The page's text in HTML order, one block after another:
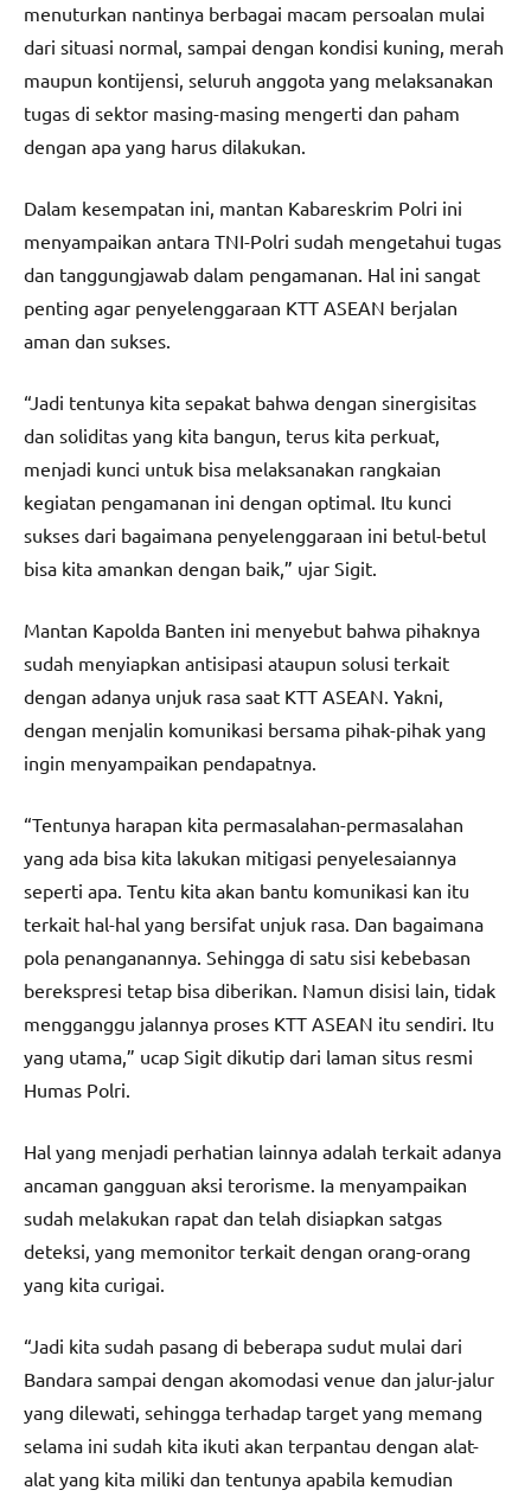
menuturkan nantinya berbagai macam persoalan mulai
dari situasi normal, sampai dengan kondisi kuning, merah
maupun kontijensi, seluruh anggota yang melaksanakan
tugas di sektor masing-masing mengerti dan paham
dengan apa yang harus dilakukan.
Dalam kesempatan ini, mantan Kabareskrim Polri ini
menyampaikan antara TNI-Polri sudah mengetahui tugas
dan tanggungjawab dalam pengamanan. Hal ini sangat
penting agar penyelenggaraan KTT ASEAN berjalan
aman dan sukses.
“Jadi tentunya kita sepakat bahwa dengan sinergisitas
dan soliditas yang kita bangun, terus kita perkuat,
menjadi kunci untuk bisa melaksanakan rangkaian
kegiatan pengamanan ini dengan optimal. Itu kunci
sukses dari bagaimana penyelenggaraan ini betul-betul
bisa kita amankan dengan baik,” ujar Sigit.
Mantan Kapolda Banten ini menyebut bahwa pihaknya
sudah menyiapkan antisipasi ataupun solusi terkait
dengan adanya unjuk rasa saat KTT ASEAN. Yakni,
dengan menjalin komunikasi bersama pihak-pihak yang
ingin menyampaikan pendapatnya.
“Tentunya harapan kita permasalahan-permasalahan
yang ada bisa kita lakukan mitigasi penyelesaiannya
seperti apa. Tentu kita akan bantu komunikasi kan itu
terkait hal-hal yang bersifat unjuk rasa. Dan bagaimana
pola penanganannya. Sehingga di satu sisi kebebasan
berekspresi tetap bisa diberikan. Namun disisi lain, tidak
mengganggu jalannya proses KTT ASEAN itu sendiri. Itu
yang utama,” ucap Sigit dikutip dari laman situs resmi
Humas Polri.
Hal yang menjadi perhatian lainnya adalah terkait adanya
ancaman gangguan aksi terorisme. Ia menyampaikan
sudah melakukan rapat dan telah disiapkan satgas
deteksi, yang memonitor terkait dengan orang-orang
yang kita curigai.
“Jadi kita sudah pasang di beberapa sudut mulai dari
Bandara sampai dengan akomodasi venue dan jalur-jalur
yang dilewati, sehingga terhadap target yang memang
selama ini sudah kita ikuti akan terpantau dengan alat-
alat yang kita miliki dan tentunya apabila kemudian